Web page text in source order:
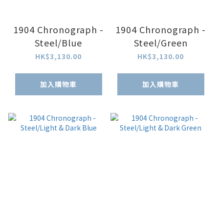
1904 Chronograph -
Steel/Blue
HK$3,130.00
加入購物車
1904 Chronograph -
Steel/Green
HK$3,130.00
加入購物車